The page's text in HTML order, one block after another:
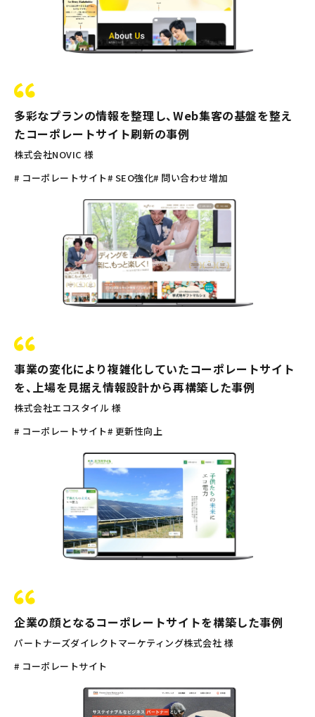
多彩なプランの情報を整理し、Web集客の基盤を整え
たコーポレートサイト刷新の事例
株式会社NOVIC 様
# コーポレートサイト# SEO強化# 問い合わせ増加
事業の変化により複雑化していたコーポレートサイト
を、上場を見据え情報設計から再構築した事例
株式会社エコスタイル 様
# コーポレートサイト# 更新性向上
企業の顔となるコーポレートサイトを構築した事例
パートナーズダイレクトマーケティング株式会社 様
# コーポレートサイト